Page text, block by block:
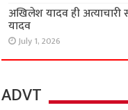
अखिलेश यादव ही अत्याचारी
यादव
July 1, 2026
ADVT